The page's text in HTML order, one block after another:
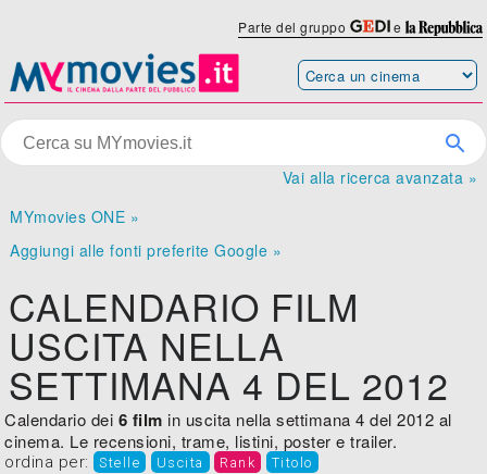
Parte del gruppo e
Vai alla ricerca avanzata »
MYmovies ONE »
Aggiungi alle fonti preferite Google »
CALENDARIO FILM
USCITA NELLA
SETTIMANA 4 DEL 2012
Calendario dei 6 film in uscita nella settimana 4 del 2012 al
cinema. Le recensioni, trame, listini, poster e trailer.
ordina per: Stelle Uscita Rank Titolo